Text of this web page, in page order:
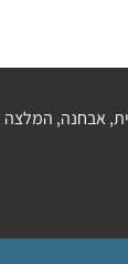
אבחנה, המלצה